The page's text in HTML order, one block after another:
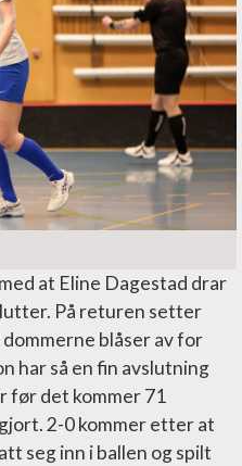
at Eline Dagestad drar
På returen setter
dommerne blåser av for
har så en fin avslutning
før det kommer 71
2-0 kommer etter at
seg inn i ballen og spilt